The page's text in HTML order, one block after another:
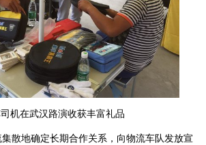
机在武汉路演收获丰富礼品
散地确定长期合作关系，向物流车队发放宣